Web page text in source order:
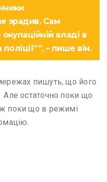
зрадив. Сам
владі в
– пише він.
пишуть, що його
остаточно поки що
поки що в режимі